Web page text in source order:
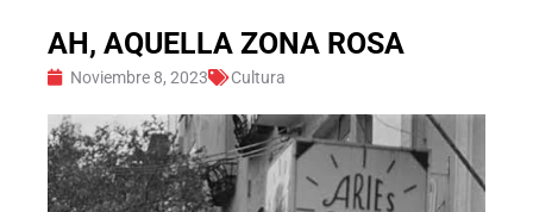
AH, AQUELLA ZONA ROSA
Noviembre 8, 2023 Cultura